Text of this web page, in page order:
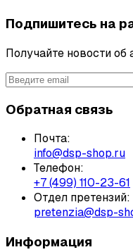
Подпишитесь на
Получайте новости
Обратная связь
Почта:
info@dsp-shop.ru
Телефон:
+7 (499) 110-23-61
Отдел претензий:
pretenzia@dsp-
Информация